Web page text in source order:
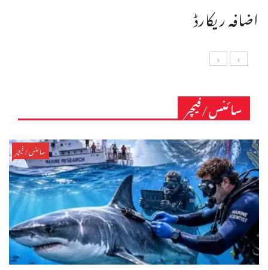
اضافہ ریکارڈ
سائنس/فیچر
سائنس/فیچر